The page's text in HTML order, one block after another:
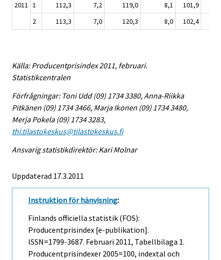
2011 1 112,3 7,2 119,0 8,1 101,9
2
113,3 7,0 120,3 8,0 102,4
Källa: Producentprisindex 2011, februari.
Statistikcentralen
Förfrågningar: Toni Udd (09) 1734 3380, Anna-Riikka
Pitkänen (09) 1734 3466, Marja Ikonen (09) 1734 3480,
Merja Pokela (09) 1734 3283,
thi.tilastokeskus@tilastokeskus.fi
Ansvarig statistikdirektör: Kari Molnar
Uppdaterad 17.3.2011
Instruktion för hänvisning:
Finlands officiella statistik (FOS):
Producentprisindex [e-publikation].
ISSN=1799-3687. Februari 2011, Tabellbilaga 1.
Producentprisindexer 2005=100, indextal och